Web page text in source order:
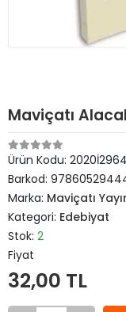
Maviçatı
Ürün Kodu: 2020İ2964
Barkod:
Marka: Maviçatı
Kategori: Edebiyat
Stok: 2
Fiyat
32,00 TL